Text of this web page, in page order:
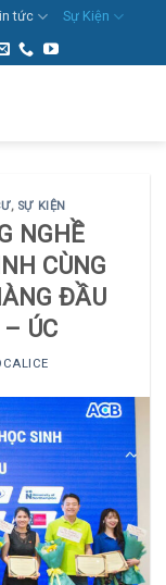
tức
Sự Kiện
, SỰ KIỆN
NGHỀ
CÙNG
ĐẦU
ÚC